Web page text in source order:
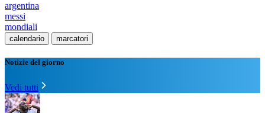
argentina
messi
mondiali
calendario marcatori
Notizie del giorno
Vedi tutti